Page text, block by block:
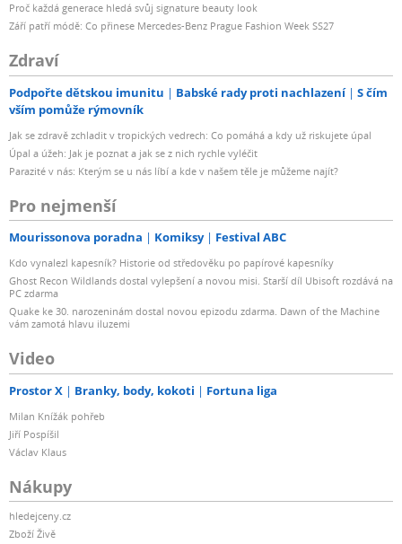
Proč každá generace hledá svůj signature beauty look
Září patří módě: Co přinese Mercedes-Benz Prague Fashion Week SS27
Zdraví
Podpořte dětskou imunitu Babské rady proti nachlazení
S čím
vším pomůže rýmovník
Jak se zdravě zchladit v tropických vedrech: Co pomáhá a kdy už riskujete úpal
Úpal a úžeh: Jak je poznat a jak se z nich rychle vyléčit
Parazité v nás: Kterým se u nás líbí a kde v našem těle je můžeme najít?
Pro nejmenší
Mourissonova poradna Komiksy Festival ABC
Kdo vynalezl kapesník? Historie od středověku po papírové kapesníky
Ghost Recon Wildlands dostal vylepšení a novou misi. Starší díl Ubisoft rozdává na
PC zdarma
Quake ke 30. narozeninám dostal novou epizodu zdarma. Dawn of the Machine
vám zamotá hlavu iluzemi
Video
Prostor X Branky, body, kokoti Fortuna liga
Milan Knížák pohřeb
Jiří Pospíšil
Václav Klaus
Nákupy
hledejceny.cz
Zboží Živě